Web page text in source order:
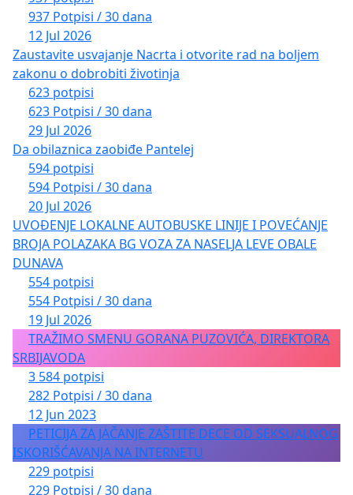
937 Potpisi / 30 dana
12 Jul 2026
Zaustavite usvajanje Nacrta i otvorite rad na boljem
zakonu o dobrobiti životinja
623 potpisi
623 Potpisi / 30 dana
29 Jul 2026
Da obilaznica zaobiđe Pantelej
594 potpisi
594 Potpisi / 30 dana
20 Jul 2026
UVOĐENJE LOKALNE AUTOBUSKE LINIJE I POVEĆANJE
BROJA POLAZAKA BG VOZA ZA NASELJA LEVE OBALE
DUNAVA
554 potpisi
554 Potpisi / 30 dana
19 Jul 2026
TRAŽIMO SMENU GORANA PUZOVIĆA, DIREKTORA
SRBIJAVODA
3 584 potpisi
282 Potpisi / 30 dana
12 Jun 2023
PETICIJA ZA JAČANJE ZAŠTITE DECE OD SEKSUALNOG
ISKORIŠĆAVANJA NA INTERNETU
229 potpisi
229 Potpisi / 30 dana